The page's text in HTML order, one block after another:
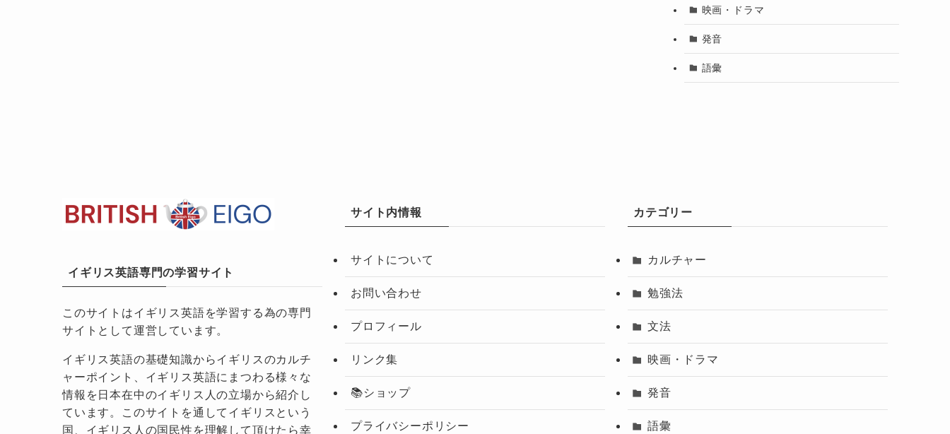
映画・ドラマ
発音
語彙
イギリス英語専門の学習サイト
このサイトはイギリス英語を学習する為の専門
サイトとして運営しています。
イギリス英語の基礎知識からイギリスのカルチ
ャーポイント、イギリス英語にまつわる様々な
情報を日本在中のイギリス人の立場から紹介し
ています。このサイトを通してイギリスという
国、イギリス人の国民性を理解して頂けたら幸
サイト内情報
サイトについて
お問い合わせ
プロフィール
リンク集
📚ショップ
プライバシーポリシー
カテゴリー
カルチャー
勉強法
文法
映画・ドラマ
発音
語彙